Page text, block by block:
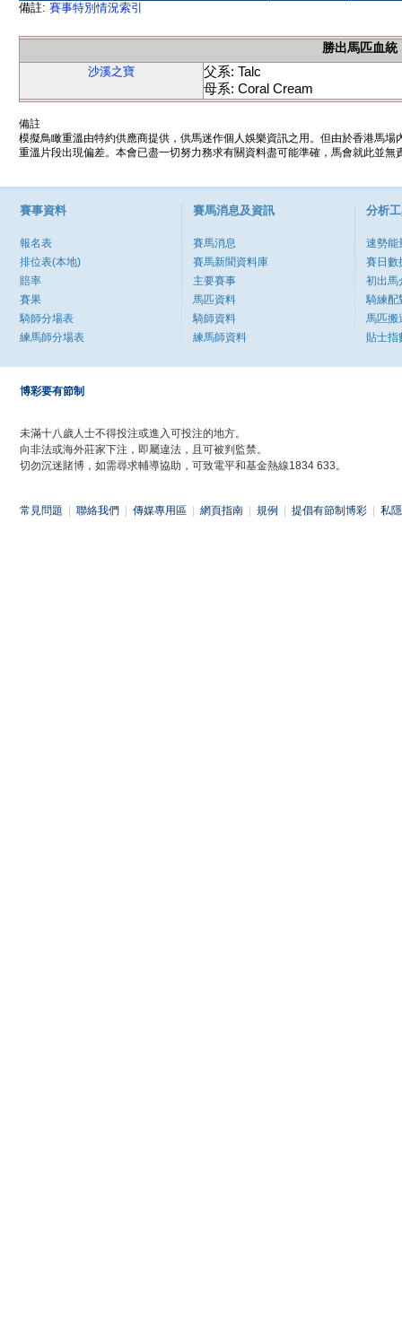
備註: 賽事特別情況索引
勝出馬匹血統
沙溪之寶
父系: Talc
母系: Coral Cream
備註
模擬鳥瞰重溫由特約供應商提供，供馬迷作個人娛樂資訊之用。但由於香港馬
重溫片段出現偏差。本會已盡一切努力務求有關資料盡可能準確，馬會就此並
賽事資料
報名表
排位表(本地)
賠率
賽果
騎師分場表
練馬師分場表
賽馬消息及資訊
賽馬消息
賽馬新聞資料庫
主要賽事
馬匹資料
騎師資料
練馬師資料
分析
速勢能
賽日數
初出馬
騎練配
馬匹搬
貼士指
博彩要有節制
未滿十八歲人士不得投注或進入可投注的地方。
向非法或海外莊家下注，即屬違法，且可被判監禁。
切勿沉迷賭博，如需尋求輔導協助，可致電平和基金熱線1834 633。
常見問題 聯絡我們 傳媒專用區 網頁指南 規例 提倡有節制博彩 私